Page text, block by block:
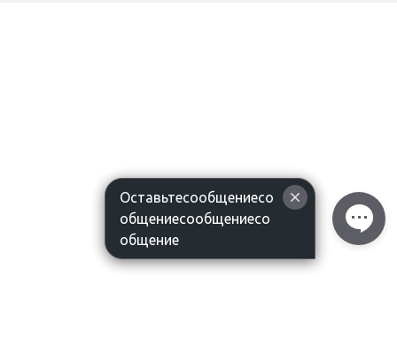
Оставьтесообщениесо
общениесообщениесо
общение